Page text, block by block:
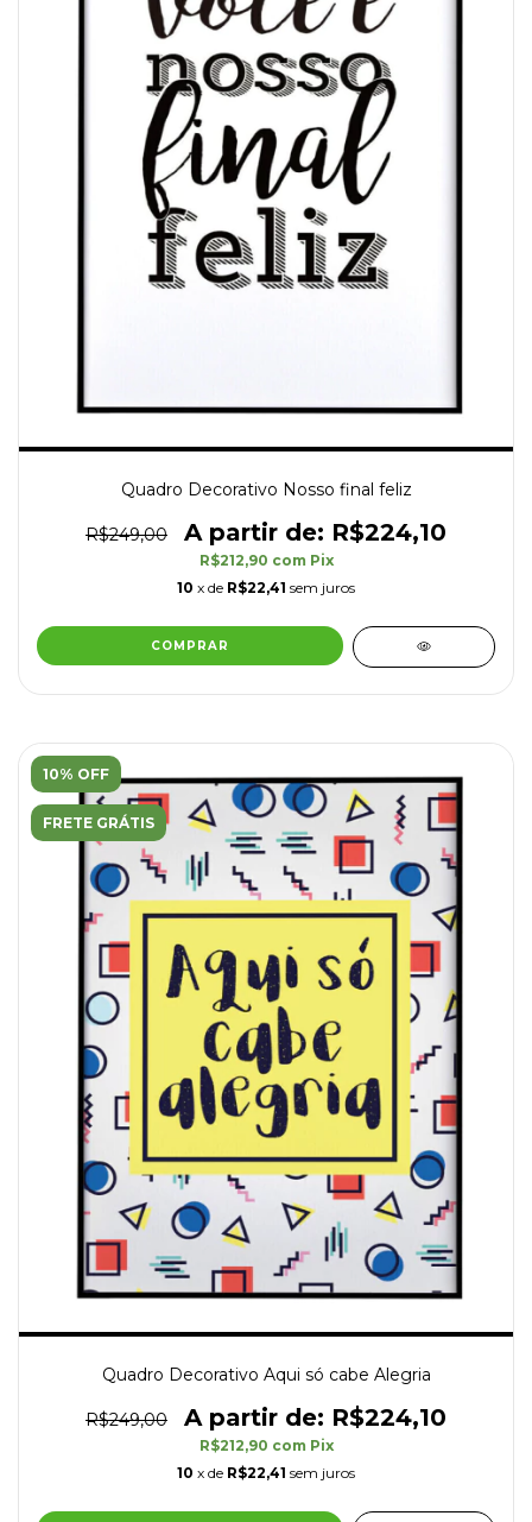
Quadro Decorativo Nosso final feliz
R$249,00 R$224,10
R$212,90 com Pix
10 x de R$22,41 sem juros
COMPRAR
10% OFF
FRETE GRÁTIS
Quadro Decorativo Aqui só cabe Alegria
R$249,00 R$224,10
R$212,90 com Pix
10 x de R$22,41 sem juros